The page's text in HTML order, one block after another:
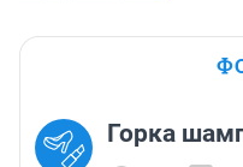
Горка